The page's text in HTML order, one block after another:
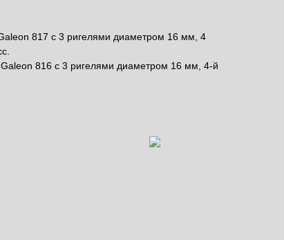
817 с 3 ригелями диаметром 16 мм, 4
816 с 3 ригелями диаметром 16 мм, 4-й